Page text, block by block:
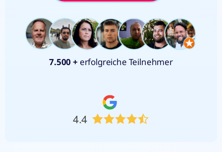
7.500 + erfolgreiche Teilnehmer
4.4